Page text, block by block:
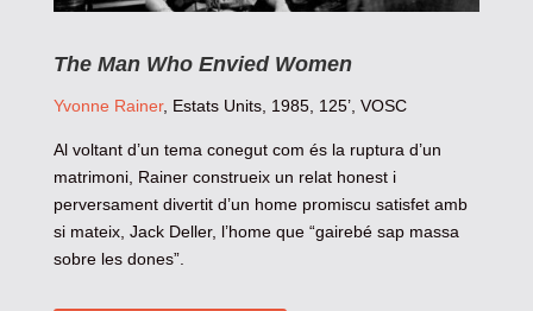
The Man Who Envied Women
Yvonne Rainer, Estats Units, 1985, 125’, VOSC
Al voltant d’un tema conegut com és la ruptura d’un
matrimoni, Rainer construeix un relat honest i
perversament divertit d’un home promiscu satisfet amb
si mateix, Jack Deller, l’home que “gairebé sap massa
sobre les dones”.